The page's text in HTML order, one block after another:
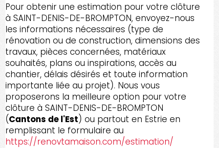
Pour obtenir une estimation pour votre clôture
à SAINT-DENIS-DE-BROMPTON, envoyez-nous
les informations nécessaires (type de
rénovation ou de construction, dimensions des
travaux, pièces concernées, matériaux
souhaités, plans ou inspirations, accès au
chantier, délais désirés et toute information
importante liée au projet). Nous vous
proposerons la meilleure option pour votre
clôture à SAINT-DENIS-DE-BROMPTON
(Cantons de l'Est) ou partout en Estrie en
remplissant le formulaire au
https://renovtamaison.com/estimation/